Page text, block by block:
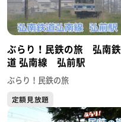
ぶらり！民鉄の旅 弘南鉄
道 弘南線 弘前駅
ぶらり！民鉄の旅
定額見放題